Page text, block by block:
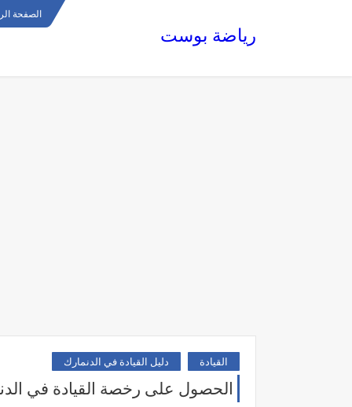
الصفحة
رياضة بوست
القيادة دليل القيادة في الدنمارك
الحصول على رخصة القيادة في